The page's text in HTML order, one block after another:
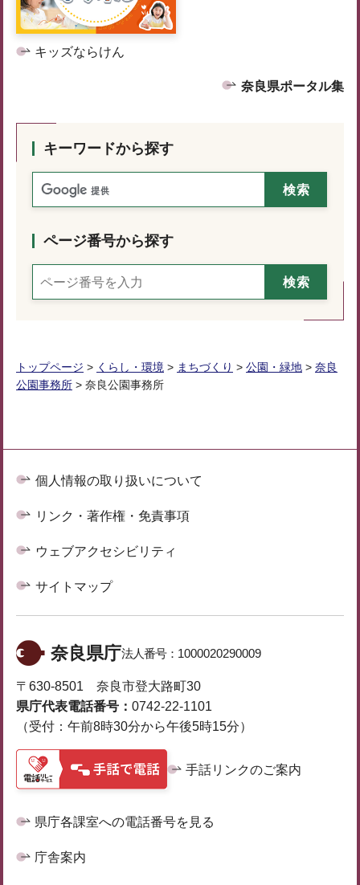
キッズならけん
奈良県ポータル集
キーワードから探す
ページ番号から探す
トップページ > くらし・環境 > まちづくり > 公園・緑地 > 奈良
公園事務所 > 奈良公園事務所
個人情報の取り扱いについて
リンク・著作権・免責事項
ウェブアクセシビリティ
サイトマップ
奈良県庁法人番号： 1000020290009
〒630-8501 奈良市登大路町30
県庁代表電話番号： 0742-22-1101
（受付：午前8時30分から午後5時15分）
手話リンクのご案内
県庁各課室への電話番号を見る
庁舎案内